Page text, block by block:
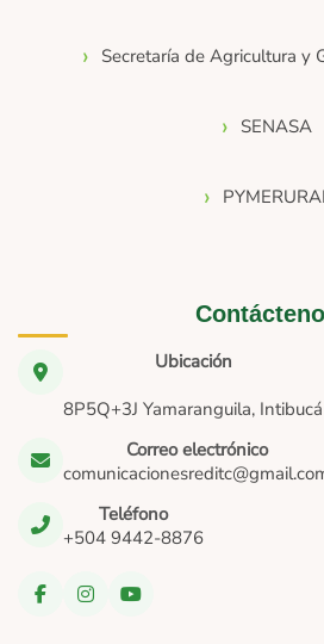
Secretaría de Agricultura y
SENASA
Ubicación
8P5Q+3J Yamaranguila, Intibucá
Correo electrónico
Teléfono
+504 9442-8876